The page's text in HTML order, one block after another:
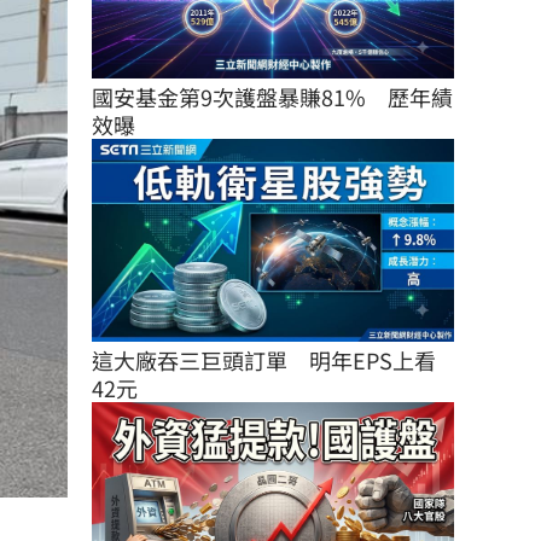
國安基金第9次護盤暴賺81%　歷年績
效曝
這大廠吞三巨頭訂單　明年EPS上看
42元